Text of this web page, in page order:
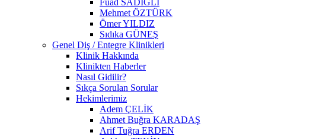
Mehmet ÖZTÜRK
Ömer YILDIZ
Sıdıka GÜNEŞ
Genel Diş / Entegre Klinikleri
Klinik Hakkında
Klinikten Haberler
Nasıl Gidilir?
Sıkça Sorulan Sorular
Hekimlerimiz
Adem ÇELİK
Ahmet Buğra KARADAŞ
Arif Tuğra ERDEN